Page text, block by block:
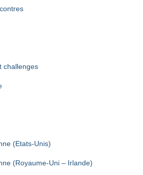
challenges
(Etats-Unis)
(Royaume-Uni – Irlande)